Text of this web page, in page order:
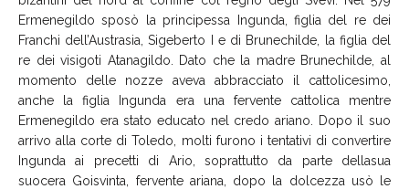
Ermenegildo sposò la principessa Ingunda, figlia del re dei
Franchi dell’Austrasia, Sigeberto I e di Brunechilde, la figlia del
re dei visigoti Atanagildo. Dato che la madre Brunechilde, al
momento delle nozze aveva abbracciato il cattolicesimo,
anche la figlia Ingunda era una fervente cattolica mentre
Ermenegildo era stato educato nel credo ariano. Dopo il suo
arrivo alla corte di Toledo, molti furono i tentativi di convertire
Ingunda ai precetti di Ario, soprattutto da parte dellasua
suocera Goisvinta, fervente ariana, dopo la dolcezza usò le